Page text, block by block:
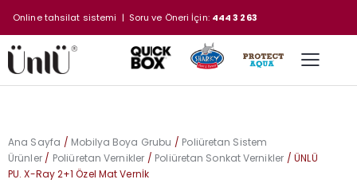
Online tahsilat sistemi | Soru ve Öneri İçin: 444 3 263
Ana Sayfa Mobilya Boya Grubu
Poliüretan Sistem
Ürünler
Poliüretan Vernikler Poliüretan Sonkat Vernikler
ÜNLÜ
PU. X-Ray 2+1 Özel Mat Vernİk